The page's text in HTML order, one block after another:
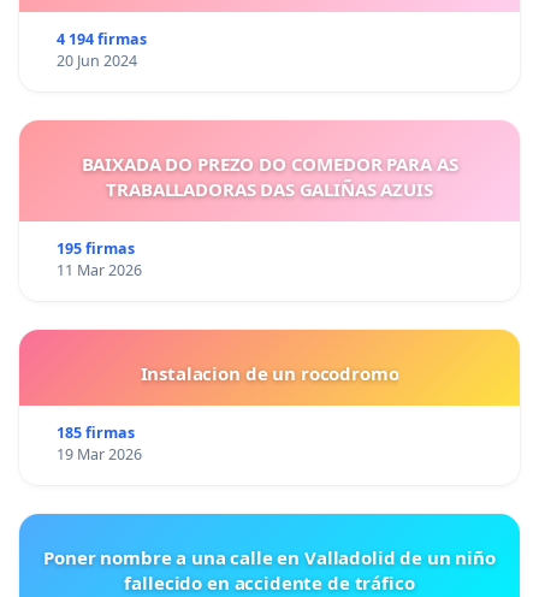
4 194 firmas
20 Jun 2024
BAIXADA DO PREZO DO COMEDOR PARA AS
TRABALLADORAS DAS GALIÑAS AZUIS
195 firmas
11 Mar 2026
Instalacion de un rocodromo
185 firmas
19 Mar 2026
Poner nombre a una calle en Valladolid de un niño
fallecido en accidente de tráfico